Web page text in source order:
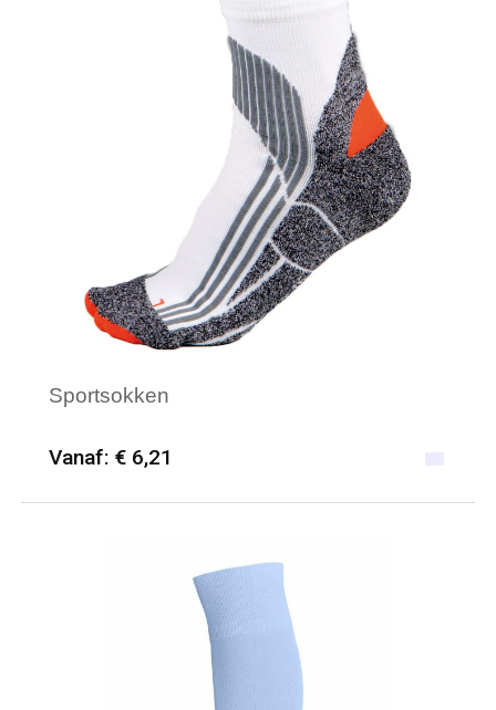
Sportsokken
Vanaf: € 6,21
Minimale afname: 25